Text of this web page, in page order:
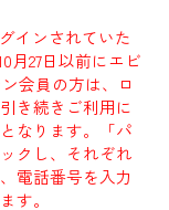
インされていた
月27日以前にエビ
会員の方は、ロ
き続きご利用に
なります。「パ
クし、それぞれ
電話番号を入力
す。